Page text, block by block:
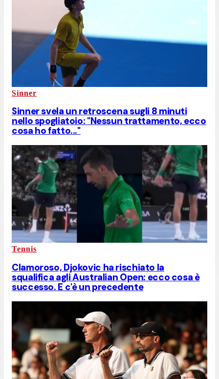
Sinner
Sinner svela un retroscena sugli 8 minuti
nello spogliatoio: "Nessun trattamento, ecco
cosa ho fatto..."
Tennis
Clamoroso, Djokovic ha rischiato la
squalifica agli Australian Open: ecco cosa è
successo. E c'è un precedente